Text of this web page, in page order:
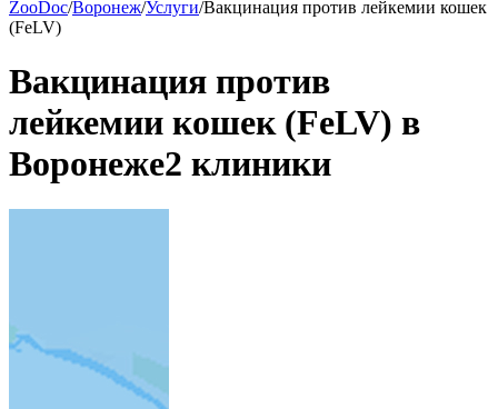
ZooDoc/Воронеж/Услуги/Вакцинация против лейкемии кошек
(FeLV)
Вакцинация против
лейкемии кошек (FeLV) в
Воронеже2 клиники